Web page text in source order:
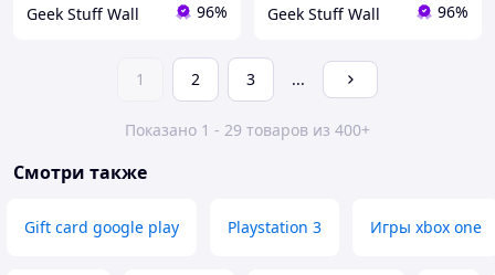
Geek Stuff Wall 96% Geek Stuff Wall 96%
1 2 3 ...
Показано 1 - 29 товаров из 400+
Смотри также
Gift card google play Playstation 3 Игры xbox one